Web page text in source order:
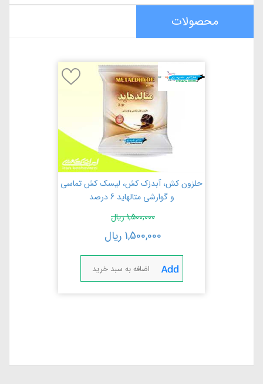
محصولات
حلزون کش، آبدزک کش، لیسک کش تماسی
و گوارشی متالهاید 6 درصد
1,500,000ریال
1,500,000 ریال
اضافه به سبد خرید